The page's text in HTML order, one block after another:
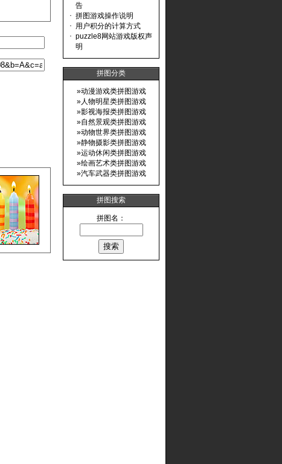
告
· 拼图游戏操作说明
· 用户积分的计算方式
· puzzle8网站游戏版权声
明
拼图分类
»动漫游戏类拼图游戏
»人物明星类拼图游戏
»影视海报类拼图游戏
»自然景观类拼图游戏
»动物世界类拼图游戏
»静物摄影类拼图游戏
»运动休闲类拼图游戏
»绘画艺术类拼图游戏
»汽车武器类拼图游戏
拼图搜索
拼图名：